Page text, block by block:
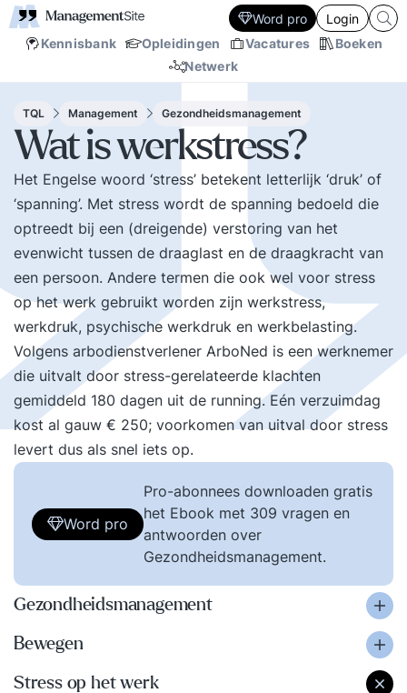
Kennisbank Opleidingen Vacatures
Boeken
Netwerk
Word pro Login
TQL Management Gezondheidsmanagement
Wat is werkstress?
Het Engelse woord ‘stress’ betekent letterlijk ‘druk’ of
‘spanning’. Met stress wordt de spanning bedoeld die
optreedt bij een (dreigende) verstoring van het
evenwicht tussen de draaglast en de draagkracht van
een persoon. Andere termen die ook wel voor stress
op het werk gebruikt worden zijn werkstress,
werkdruk, psychische werkdruk en werkbelasting.
Volgens arbodienstverlener ArboNed is een werknemer
die uitvalt door stress-gerelateerde klachten
gemiddeld 180 dagen uit de running. Eén verzuimdag
kost al gauw € 250; voorkomen van uitval door stress
levert dus als snel iets op.
Word pro
Pro-abonnees downloaden gratis
het Ebook met 309 vragen en
antwoorden over
Gezondheidsmanagement.
Gezondheidsmanagement
Bewegen
Stress op het werk